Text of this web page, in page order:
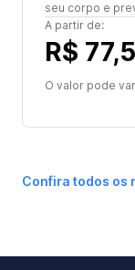
seu corpo e
A partir de:
R$
O valor pode
Confira todos os